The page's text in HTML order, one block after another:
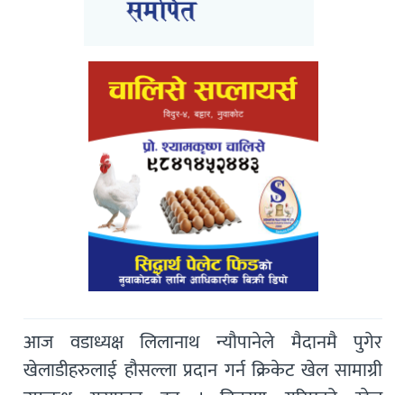
आज वडाध्यक्ष लिलानाथ न्यौपानेले मैदानमै पुगेर
खेलाडीहरुलाई हौसल्ला प्रदान गर्न क्रिकेट खेल सामाग्री